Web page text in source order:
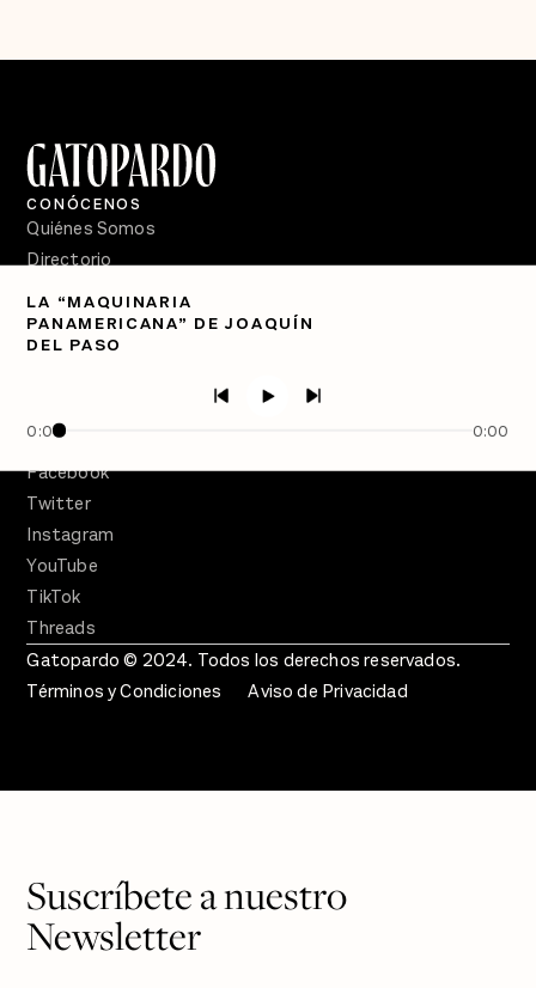
LA “MAQUINARIA
PANAMERICANA” DE JOAQUÍN
DEL PASO
0:00 0:00
CONÓCENOS
Quiénes Somos
Directorio
PÓDCASTS
Semanario Gatopardo
Facebook
Twitter
Instagram
YouTube
TikTok
Threads
Gatopardo © 2024. Todos los derechos reservados.
Términos y Condiciones
Aviso de Privacidad
Suscríbete a nuestro
Newsletter